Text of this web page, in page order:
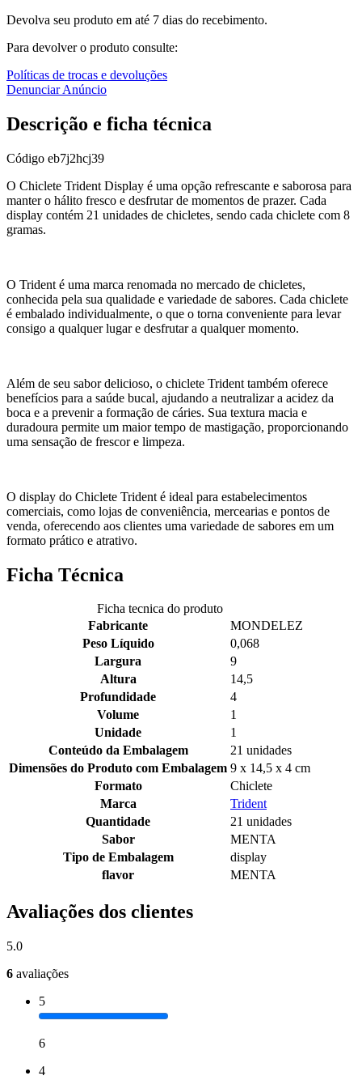
Devolva seu produto em até 7 dias do recebimento.
Para devolver o produto consulte:
Políticas de trocas e devoluções
Denunciar Anúncio
Descrição e ficha técnica
Código eb7j2hcj39
O Chiclete Trident Display é uma opção refrescante e saborosa para
manter o hálito fresco e desfrutar de momentos de prazer. Cada
display contém 21 unidades de chicletes, sendo cada chiclete com 8
gramas.
O Trident é uma marca renomada no mercado de chicletes,
conhecida pela sua qualidade e variedade de sabores. Cada chiclete
é embalado individualmente, o que o torna conveniente para levar
consigo a qualquer lugar e desfrutar a qualquer momento.
Além de seu sabor delicioso, o chiclete Trident também oferece
benefícios para a saúde bucal, ajudando a neutralizar a acidez da
boca e a prevenir a formação de cáries. Sua textura macia e
duradoura permite um maior tempo de mastigação, proporcionando
uma sensação de frescor e limpeza.
O display do Chiclete Trident é ideal para estabelecimentos
comerciais, como lojas de conveniência, mercearias e pontos de
venda, oferecendo aos clientes uma variedade de sabores em um
formato prático e atrativo.
Ficha Técnica
Ficha tecnica do produto
Fabricante
MONDELEZ
Peso Líquido
0,068
Largura
9
Altura
14,5
Profundidade
4
Volume
1
Unidade
1
Conteúdo da Embalagem
21 unidades
Dimensões do Produto com Embalagem 9 x 14,5 x 4 cm
Formato
Chiclete
Marca
Trident
Quantidade
21 unidades
Sabor
MENTA
Tipo de Embalagem
display
flavor
MENTA
Avaliações dos clientes
5.0
6 avaliações
5
6
4